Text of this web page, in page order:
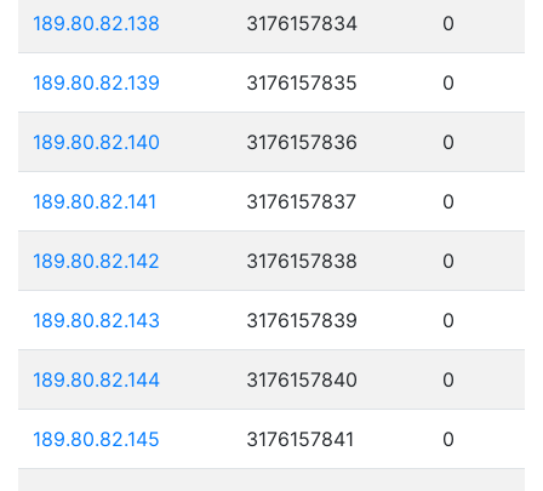
189.80.82.138 3176157834 0
189.80.82.139 3176157835 0
189.80.82.140 3176157836 0
189.80.82.141 3176157837 0
189.80.82.142 3176157838 0
189.80.82.143 3176157839 0
189.80.82.144 3176157840 0
189.80.82.145 3176157841 0